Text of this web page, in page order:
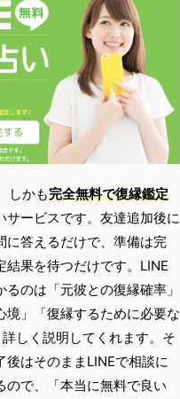
しかも完全無料で復縁鑑定
サービスです。友達追加後に
に答えるだけで、準備は完
結果を待つだけです。LINE
のは「元彼との復縁確率」
境」「復縁するために必要な
しく説明してくれます。そ
後はそのままLINEで相談に
ので、「本当に無料で良い